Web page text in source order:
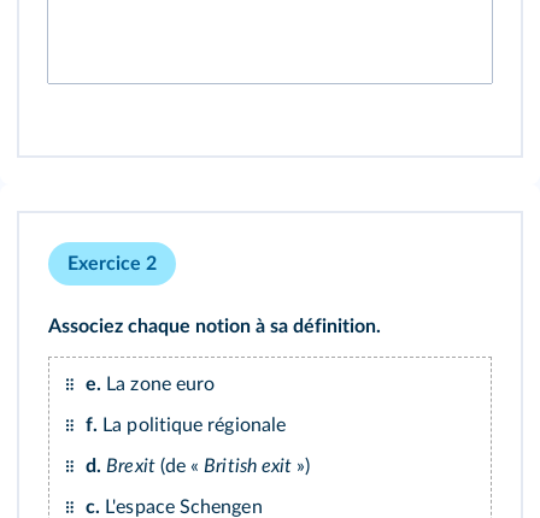
Exercice 2
Associez chaque notion à sa définition.
e. La zone euro
f. La politique régionale
d. Brexit (de « British exit »)
c. L'espace Schengen